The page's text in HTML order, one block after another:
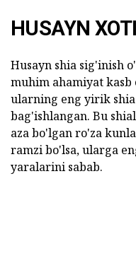
HUSAYN
Husayn shia sig'inish
muhim ahamiyat kasb
ularning eng yirik
bag'ishlangan. Bu
aza bo'lgan ro'za
ramzi bo'lsa, ularga
yaralarini sabab.